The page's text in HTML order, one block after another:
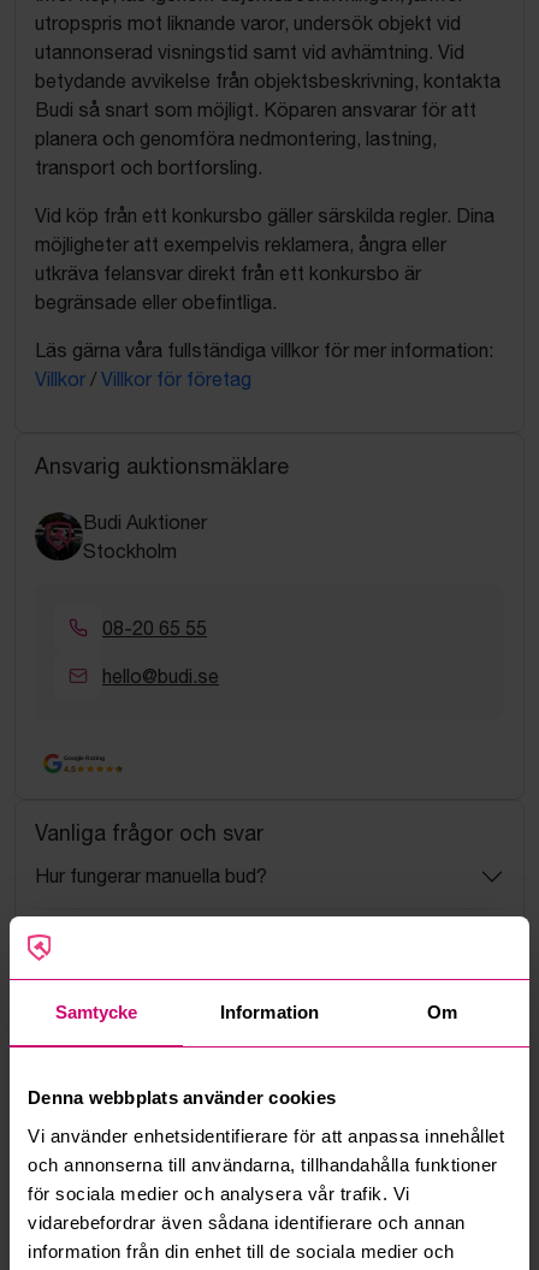
Samtycke Information Om
Denna webbplats använder cookies
Vi använder enhetsidentifierare för att anpassa innehållet
och annonserna till användarna, tillhandahålla funktioner
för sociala medier och analysera vår trafik. Vi
vidarebefordrar även sådana identifierare och annan
information från din enhet till de sociala medier och
utropspris mot liknande varor, undersök objekt vid
utannonserad visningstid samt vid avhämtning. Vid
betydande avvikelse från objektsbeskrivning, kontakta
Budi så snart som möjligt. Köparen ansvarar för att
planera och genomföra nedmontering, lastning,
transport och bortforsling.
Vid köp från ett konkursbo gäller särskilda regler. Dina
möjligheter att exempelvis reklamera, ångra eller
utkräva felansvar direkt från ett konkursbo är
begränsade eller obefintliga.
Läs gärna våra fullständiga villkor för mer information:
Villkor / Villkor för företag
Ansvarig auktionsmäklare
Budi Auktioner
Stockholm
08-20 65 55
hello@budi.se
Google Rating
4.5
Vanliga frågor och svar
Hur fungerar manuella bud?
Vad innebär serviceavgift?
Vad är ett reservationspris?
Hur fungerar budmotorn?
Kan jag ångra ett bud?
Kan ni frakta mina vunna objekt?